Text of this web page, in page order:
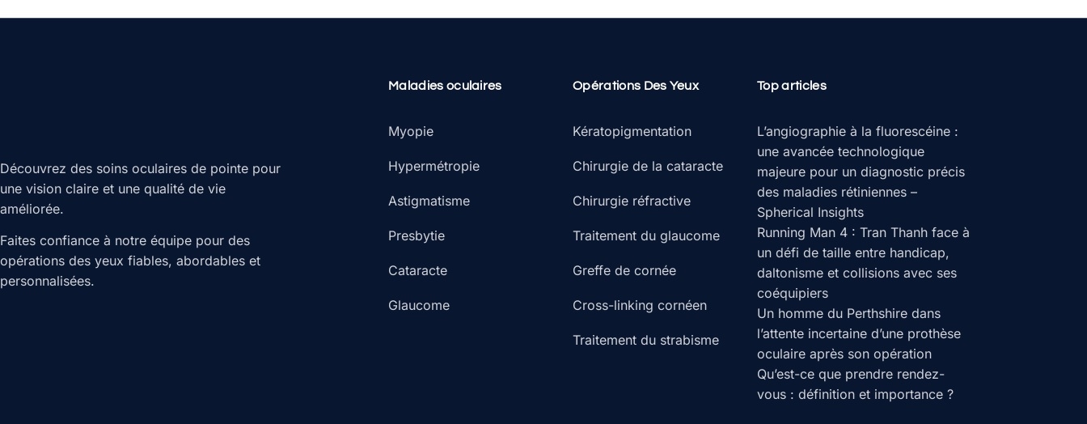
Découvrez des soins oculaires de pointe pour
une vision claire et une qualité de vie
améliorée.
Faites confiance à notre équipe pour des
opérations des yeux fiables, abordables et
personnalisées.
Maladies oculaires
Myopie
Hypermétropie
Astigmatisme
Presbytie
Cataracte
Glaucome
Opérations Des Yeux
Kératopigmentation
Chirurgie de la cataracte
Chirurgie réfractive
Traitement du glaucome
Greffe de cornée
Cross-linking cornéen
Traitement du strabisme
Top articles
L’angiographie à la fluorescéine :
une avancée technologique
majeure pour un diagnostic précis
des maladies rétiniennes –
Spherical Insights
Running Man 4 : Tran Thanh face à
un défi de taille entre handicap,
daltonisme et collisions avec ses
coéquipiers
Un homme du Perthshire dans
l’attente incertaine d’une prothèse
oculaire après son opération
Qu’est-ce que prendre rendez-
vous : définition et importance ?